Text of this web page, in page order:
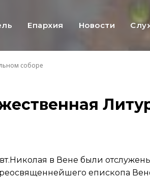
Епархия Новости
соборе
в Вене были
епископа